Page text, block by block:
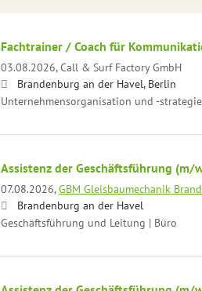
Fachtrainer / Coach für
03.08.2026,Call & Surf Factory GmbH
Brandenburg an der Havel, Berlin
Unternehmensorganisation und -
Assistenz der Geschäftsführung (m/
07.08.2026,GBM Gleisbaumechanik
Brandenburg an der Havel
Geschäftsführung und Leitung | Büro